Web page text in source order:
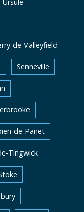
de-Valleyfield
Senneville
de-Panet
Tingwick